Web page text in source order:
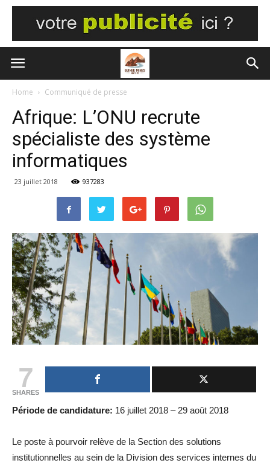
Home Communiqué de presse
Afrique: L’ONU recrute
spécialiste des système
informatiques
23 juillet 2018 937283
7
SHARES
Période de candidature: 16 juillet 2018 – 29 août 2018
Le poste à pourvoir relève de la Section des solutions
institutionnelles au sein de la Division des services internes du